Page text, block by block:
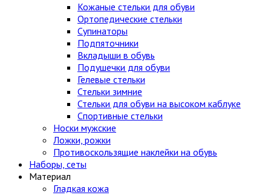
Кожаные стельки для обуви
Ортопедические стельки
Супинаторы
Подпяточники
Вкладыши в обувь
Подушечки для обуви
Гелевые стельки
Стельки зимние
Стельки для обуви на высоком каблуке
Спортивные стельки
Носки мужские
Ложки, рожки
Противоскользящие наклейки на обувь
Наборы, сеты
Материал
Гладкая кожа